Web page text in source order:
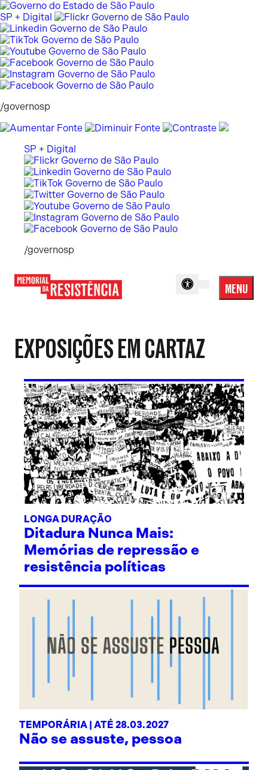
Pular
para
o
conteúdo
SP + Digital
/governosp
SP + Digital
/governosp
MENU
Menu
EXPOSIÇÕES EM CARTAZ
LONGA DURAÇÃO
Ditadura Nunca Mais:
Memórias de repressão e
resistência políticas
TEMPORÁRIA | ATÉ 28.03.2027
Não se assuste, pessoa